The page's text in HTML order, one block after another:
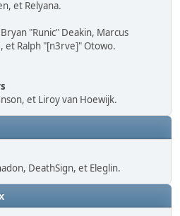
et Relyana.
"Runic" Deakin, Marcus
et Ralph "[n3rve]" Otowo.
et Liroy van Hoewijk.
DeathSign, et Eleglin.